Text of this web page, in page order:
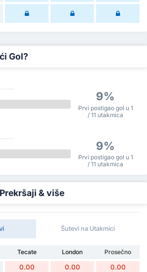
Gol?
9%
Prvi postigao gol u 1
/ 11 utakmica
9%
Prvi postigao gol u 1
/ 11 utakmica
& više
Šutevi na Utakmici
Tecate London
Prosečno
0.00 0.00 0.00